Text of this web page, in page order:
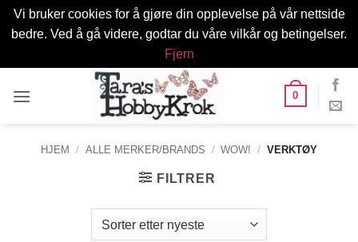
Vi bruker cookies for å gjøre din opplevelse på vår nettside
bedre. Ved å gå videre, godtar du våre vilkår og betingelser.
Fjern
0
HJEM / ALLE MERKER/BRANDS / WOW! / VERKTØY
FILTRER